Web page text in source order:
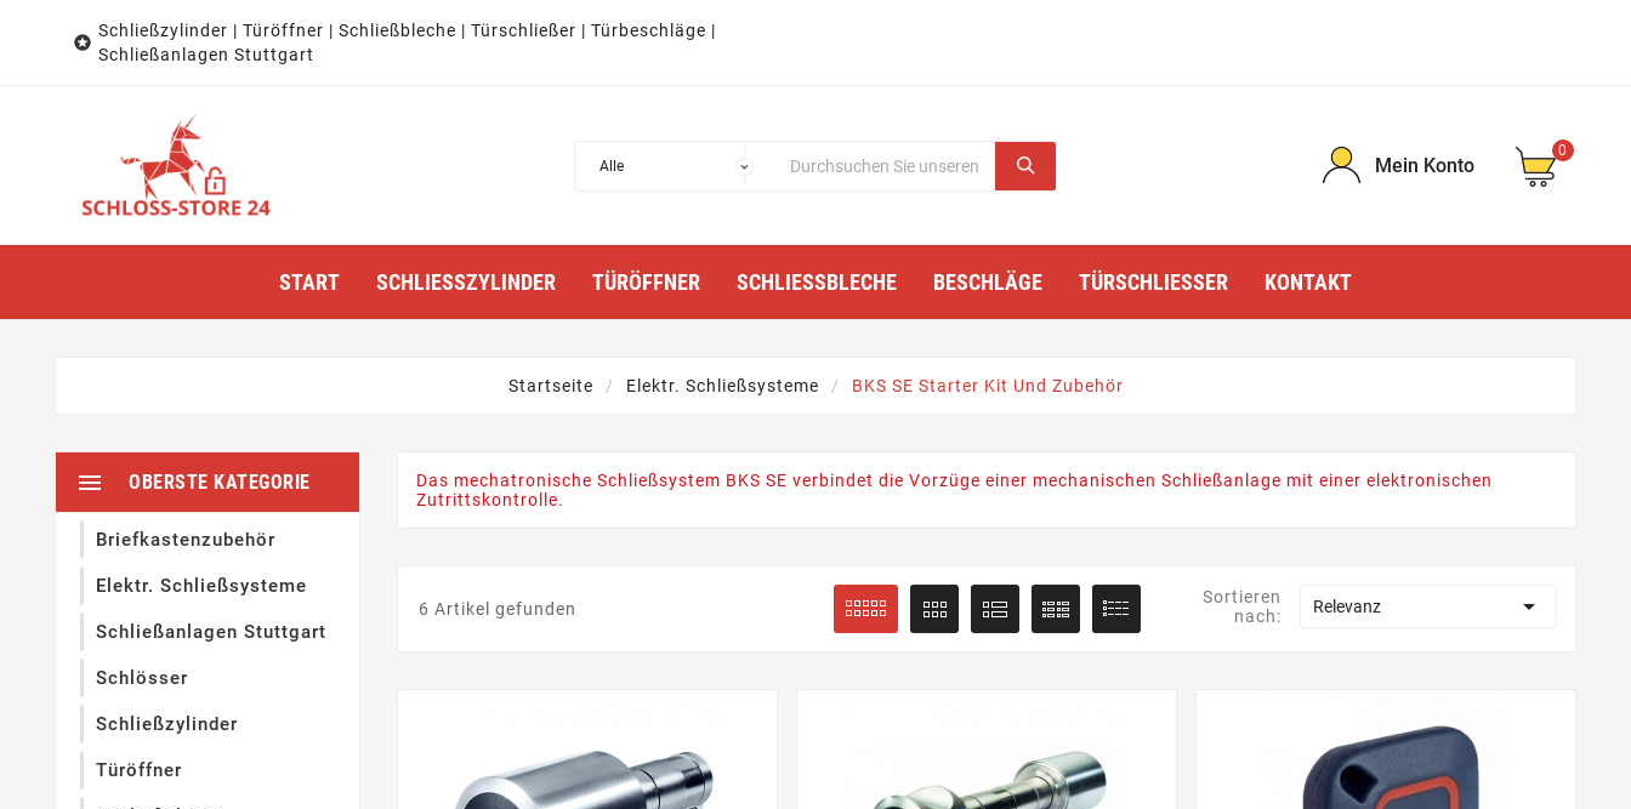

Schließzylinder | Türöffner | Schließbleche | Türschließer | Türbeschläge |
Schließanlagen Stuttgart
Mein Konto
0
START SCHLIESSZYLINDER TÜRÖFFNER SCHLIESSBLECHE BESCHLÄGE TÜRSCHLIESSER KONTAKT
Startseite Elektr. Schließsysteme BKS SE Starter Kit Und Zubehör
OBERSTE KATEGORIE

Briefkastenzubehör
Elektr. Schließsysteme
Schließanlagen Stuttgart
Schlösser
Schließzylinder
Türöffner
Das mechatronische Schließsystem BKS SE verbindet die Vorzüge einer mechanischen Schließanlage mit einer elektronischen
Zutrittskontrolle.
6 Artikel gefunden
Sortieren
nach:
Relevanz 